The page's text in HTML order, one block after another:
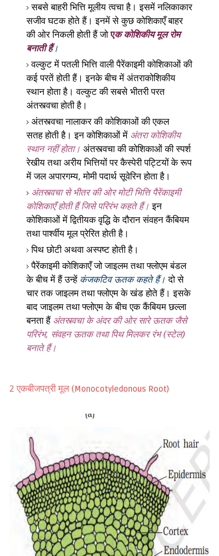
सबसे बाहरी भित्ति मूलीय त्वचा है। इसमें नलिकाकार
सजीव घटक होते हैं। इनमें से कुछ कोशिकाएँ बाहर
की ओर निकली होती हैं जोएक कोशिकीय मूल रोम
बनाती हैं।
वल्कुट में पतली भित्ति वाली पैरेंकाइमी कोशिकाओं की
कई परतें होती हैं। इनके बीच में अंतराकोशिकीय
स्थान होता है। वल्कुट की सबसे भीतरी परत
अंतस्त्वचा होती है।
अंतस्त्वचानालाकर की कोशिकाओं की एकल
सतहहोती है। इन कोशिकाओं में अंतरा कोशिकीय
स्थान नहीं होता। अंतस्त्वचा की कोशिकाओं की स्पर्श
रेखीय तथा अरीय भित्तियों पर कैस्पेरी पट्टियों के रूप
में जल अपारगम्य,मोमी पदार्थ सूवेरिन होता है।
अंतस्त्वचा से भीतर की ओर मोटी भित्ति पैरेंकाइमी
कोशिकाएँ होती हैं जिसे परिरंभ कहते हैं। इन
कोशिकाओं में द्वितीयक वृद्धि के दौरान संवहन कैंबियम
तथा पार्श्वीय मूल प्रेरित होती है।
पिथ छोटी अथवा अस्पष्ट होती है।
पैरेंकाइमी कोशिकाएँ जो जाइलम तथा फ्लोएम बंडल
के बीच में हैं उन्हें कंजकटिव ऊतक कहते हैं। दो से
चार तक जाइलम तथा फ्लोएम के खंड होते हैं। इसके
बाद जाइलम तथा फ्लोएम के बीच एक कैंबियम छल्ला
बनता हैं अंतस्त्वचा के अंदर की ओर सारे ऊतक जैसे
परिरंभ, संवहन ऊतक तथा पिथ मिलकर रंभ (स्टेल)
बनाते हैं।
2 एकबीजपत्री मूल (Monocotyledonous Root)